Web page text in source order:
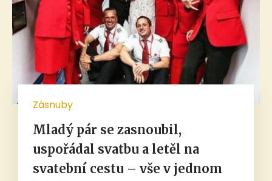
Zásnuby
Mladý pár se zasnoubil,
uspořádal svatbu a letěl na
svatební cestu – vše v jednom